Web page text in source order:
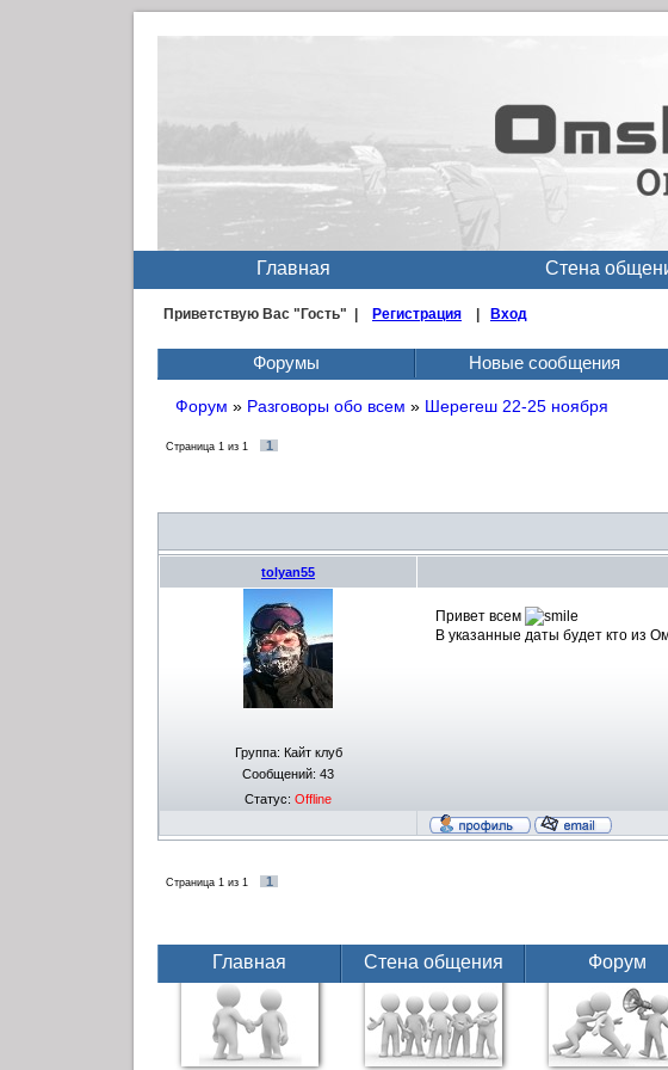
Главная Стена
Приветствую Вас "Гость" | Регистрация Вход
Форумы Новые сообщения
Форум » Разговоры обо всем » Шерегеш 22-25 ноября
Страница 1 из 1 1
tolyan55
Группа: Кайт клуб
Сообщений: 43
Статус: Offline
Привет всем
В указанные даты будет кто из
Страница 1 из 1 1
Главная Стена общения Форум